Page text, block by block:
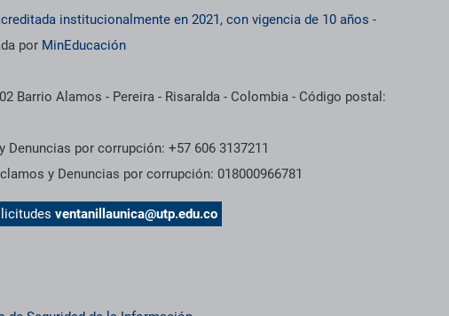
institucionalmente en 2021, con vigencia de 10 años -
por MinEducación
Barrio Alamos - Pereira - Risaralda - Colombia - Código postal:
Denuncias por corrupción: +57 606 3137211
y Denuncias por corrupción: 018000966781
ventanillaunica@utp.edu.co